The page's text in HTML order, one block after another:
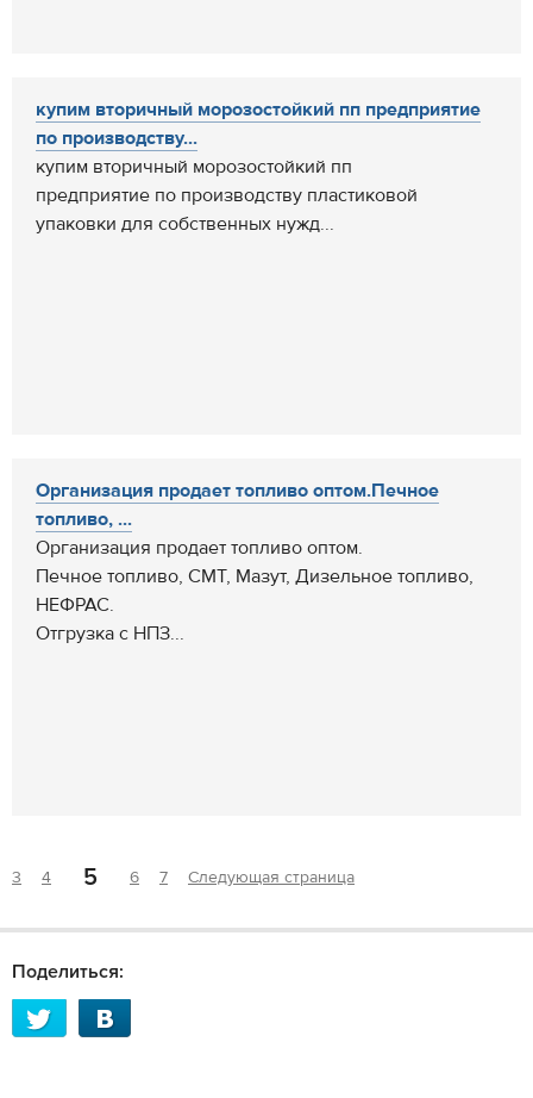
купим вторичный морозостойкий пп предприятие
по производству...
купим вторичный морозостойкий пп
предприятие по производству пластиковой
упаковки для собственных нужд...
Организация продает топливо оптом.Печное
топливо, ...
Организация продает топливо оптом.
Печное топливо, СМТ, Мазут, Дизельное топливо,
НЕФРАС.
Отгрузка с НПЗ...
3 4 5 6 7 Следующая страница
Поделиться: